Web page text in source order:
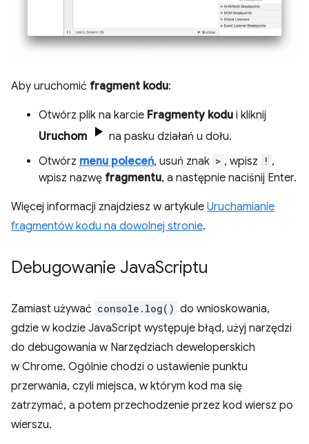
Aby uruchomić fragment kodu:
Otwórz plik na karcie Fragmenty kodu i kliknij
Uruchom
na pasku działań u dołu.
Otwórz menu poleceń, usuń znak > , wpisz ! ,
wpisz nazwę fragmentu, a następnie naciśnij Enter.
Więcej informacji znajdziesz w artykule Uruchamianie
fragmentów kodu na dowolnej stronie.
Debugowanie JavaScriptu
Zamiast używać console.log() do wnioskowania,
gdzie w kodzie JavaScript występuje błąd, użyj narzędzi
do debugowania w Narzędziach deweloperskich
w Chrome. Ogólnie chodzi o ustawienie punktu
przerwania, czyli miejsca, w którym kod ma się
zatrzymać, a potem przechodzenie przez kod wiersz po
wierszu.